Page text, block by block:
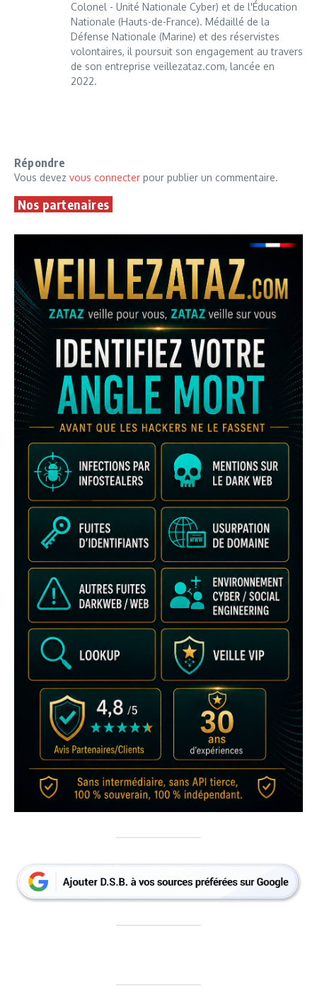
Colonel - Unité Nationale Cyber) et de l'Éducation
Nationale (Hauts-de-France). Médaillé de la
Défense Nationale (Marine) et des réservistes
volontaires, il poursuit son engagement au travers
de son entreprise veillezataz.com, lancée en
2022.
Répondre
Vous devez vous connecter pour publier un commentaire.
Nos partenaires